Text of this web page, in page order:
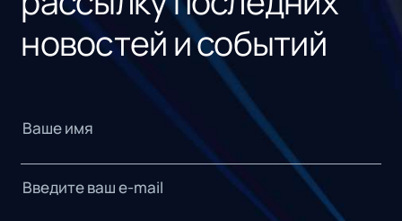
новостей и событий